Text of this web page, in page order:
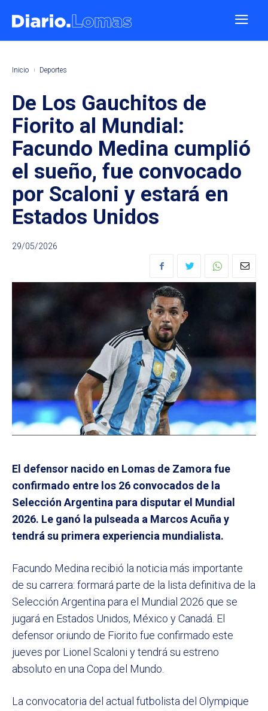
Inicio Deportes
De Los Gauchitos de
Fiorito al Mundial:
Facundo Medina cumplió
el sueño, fue convocado
por Scaloni y estará en
Estados Unidos
29/05/2026
El defensor nacido en Lomas de Zamora fue
confirmado entre los 26 convocados de la
Selección Argentina para disputar el Mundial
2026. Le ganó la pulseada a Marcos Acuña y
tendrá su primera experiencia mundialista.
Facundo Medina recibió la noticia más importante
de su carrera: formará parte de la lista definitiva de la
Selección Argentina para el Mundial 2026 que se
jugará en Estados Unidos, México y Canadá. El
defensor oriundo de Fiorito fue confirmado este
jueves por Lionel Scaloni y tendrá su estreno
absoluto en una Copa del Mundo.
La convocatoria del actual futbolista del Olympique